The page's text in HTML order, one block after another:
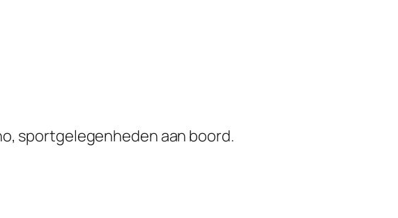
sportgelegenheden aan boord.